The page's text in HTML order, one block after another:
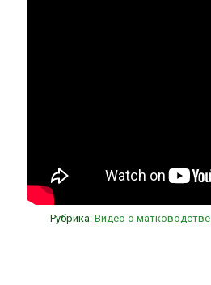
Рубрика: Видео о матководстве